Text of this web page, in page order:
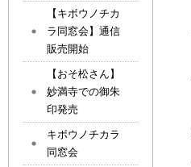
【キボウノチカ
ラ同窓会】通信
販売開始
【おそ松さん】
妙満寺での御朱
印発売
キボウノチカラ
同窓会